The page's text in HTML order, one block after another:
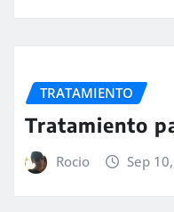
TRATAMIENTO
Tratamiento
Rocio Sep